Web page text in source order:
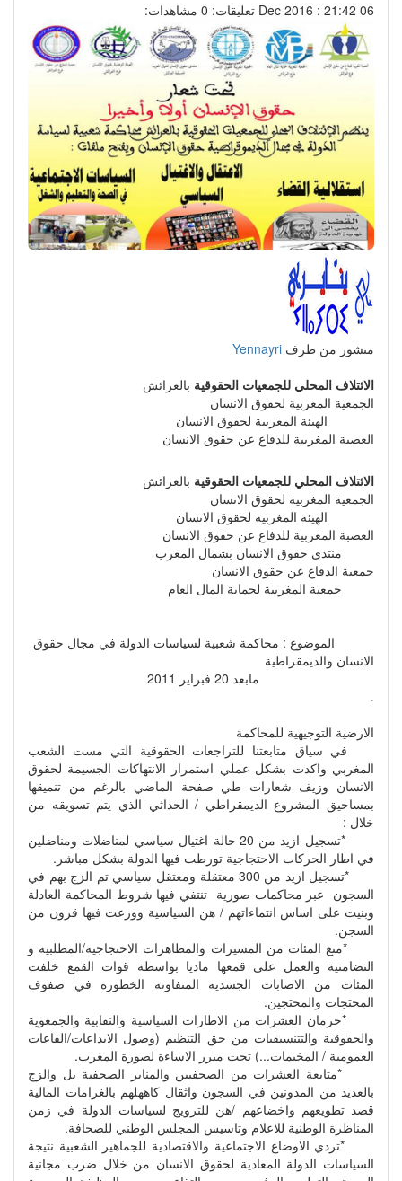
تعليقات: 0 مشاهدات:
منشور من طرفYennayri
الائتلاف المحلي للجمعيات الحقوقيةبالعرائش
الجمعية المغربية لحقوق الانسان
الهيئة المغربية لحقوق الانسان
العصبة المغربية للدفاع عن حقوق الانسان
الائتلاف المحلي للجمعيات الحقوقيةبالعرائش
الجمعية المغربية لحقوق الانسان
الهيئة المغربية لحقوق الانسان
العصبة المغربية للدفاع عن حقوق الانسان
منتدى حقوق الانسان بشمال المغرب
جمعية الدفاع عن حقوق الانسان
جمعية المغربية لحماية المال العام
الموضوع : محاكمة شعبية لسياسات الدولة في مجال حقوق
الانسان والديمقراطية
مابعد 20 فبراير 2011
الارضية التوجيهية للمحاكمة
في سياق متابعتنا للتراجعات الحقوقية التي مست الشعب
المغربي واكدت بشكل عملي استمرار الانتهاكات الجسيمة لحقوق
الانسان وزيف شعارات طي صفحة الماضي بالرغم من تنميقها
بمساحيق المشروع الديمقراطي / الحداثي الذي يتم تسويقه من
خلال :
*تسجيل ازيد من 20 حالة اغتيال سياسي لمناضلات ومناضلين
في اطار الحركات الاحتجاجية تورطت فيها الدولة بشكل مباشر.
*تسجيل ازيد من 300 معتقلة ومعتقل سياسي تم الزج بهم في
السجون عبر محاكمات صورية تنتفي فيها شروط المحاكمة العادلة
وبنيت على اساس انتماءاتهم / هن السياسية ووزعت فيها قرون من
السجن.
*منع المئات من المسيرات والمظاهرات الاحتجاجية/المطلبية و
التضامنية والعمل على قمعها ماديا بواسطة قوات القمع خلفت
المئات من الاصابات الجسدية المتفاوتة الخطورة في صفوف
المحتجات والمحتجين.
*حرمان العشرات من الاطارات السياسية والنقابية والجمعوية
والحقوقية والتتنسيقيات من حق التنظيم (وصول الايداعات/القاعات
العمومية / المخيمات...) تحت مبرر الاساءة لصورة المغرب.
*متابعة العشرات من الصحفيين والمنابر الصحفية بل والزج
بالعديد من المدونين في السجون واثقال كاههلهم بالغرامات المالية
قصد تطويعهم واخضاعهم /هن للترويج لسياسات الدولة في زمن
المناظرة الوطنية للاعلام وتاسيس المجلس الوطني للصحافة.
*تردي الاوضاع الاجتماعية والاقتصادية للجماهير الشعبية نتيجة
السياسات الدولة المعادية لحقوق الانسان من خلال ضرب مجانية